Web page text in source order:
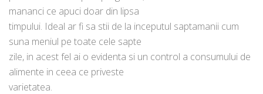
mananci ce apuci doar din lipsa
timpului. Ideal ar fi sa stii de la inceputul saptamanii cum
suna meniul pe toate cele sapte
zile, in acest fel ai o evidenta si un control a consumului de
alimente in ceea ce priveste
varietatea.